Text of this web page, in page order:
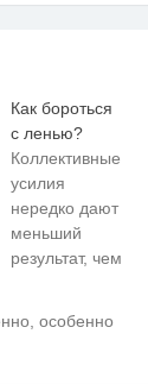
Как бороться
с ленью?
Коллективные
усилия
нередко дают
меньший
результат, чем
особенно